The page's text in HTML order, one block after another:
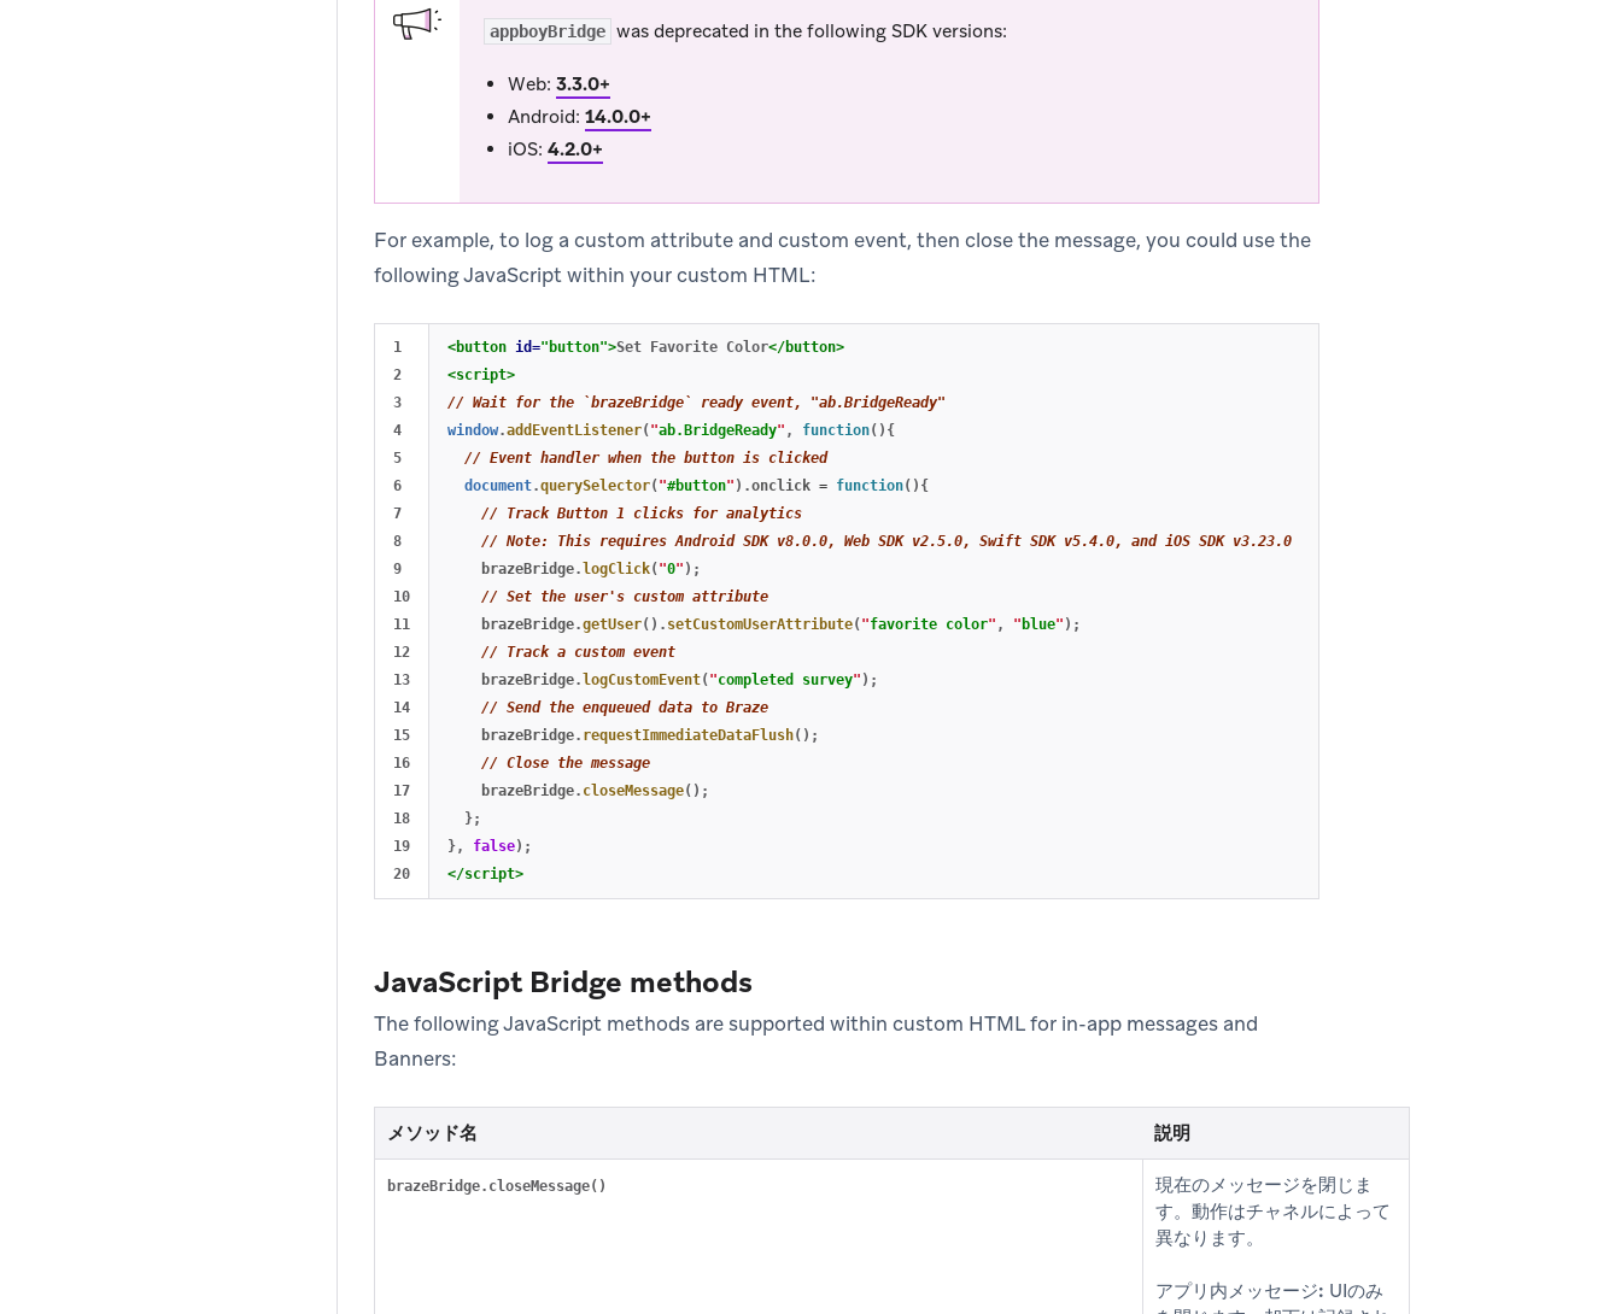
appboyBridge was deprecated in the following SDK versions:
Web: 3.3.0+
Android: 14.0.0+
iOS: 4.2.0+
For example, to log a custom attribute and custom event, then close the message, you could use the
following JavaScript within your custom HTML:
1
2
3
4
5
6
7
8
9
10
11
12
13
14
15
16
17
18
19
<button id="button">Set Favorite Color</button>
<script>
// Wait for the `brazeBridge` ready event, "ab.BridgeReady"
window.addEventListener( "ab.BridgeReady" , function(){
// Event handler when the button is clicked
document.querySelector( "#button" ).onclick = function(){
// Track Button 1 clicks for analytics
// Note: This requires Android SDK v8.0.0, Web SDK v2.5.0, Swift SDK v5.4.0, and iOS SDK v3.23.0
brazeBridge. logClick( "0" );
// Set the user's custom attribute
brazeBridge.getUser(). setCustomUserAttribute( "favorite color" , " blue" );
// Track a custom event
brazeBridge. logCustomEvent( "completed survey" );
// Send the enqueued data to Braze
brazeBridge. requestImmediateDataFlush();
// Close the message
brazeBridge. closeMessage();
};
},
false);
</script>
JavaScript Bridge methods
The following JavaScript methods are supported within custom HTML for in-app messages and
Banners:
メソッド名 説明
brazeBridge.closeMessage()
現在のメッセージを閉じま
す。動作はチャネルによって
異なります。
アプリ内メッセージ: UIのみ